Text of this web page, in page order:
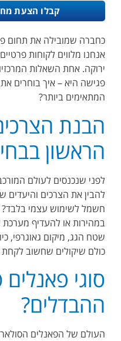
קבלו הצעת
כחברה שמובילה את תחום
אנחנו מלווים לקוחות
ירוקה. אחת השאלות
פגישה היא – איך בוחרים
המתאימים ביותר?
הבנת
הראשון
לפני שנכנסים לעולם
להבין את הצרכים והיעדים
חשמל לשימוש עצמי
במהירות או להעדיף
שטח הגג, מיקום גאוגרפי,
כולם שיקולים שחשוב
סוגי
ההבדלים?
העולם של הפאנלים